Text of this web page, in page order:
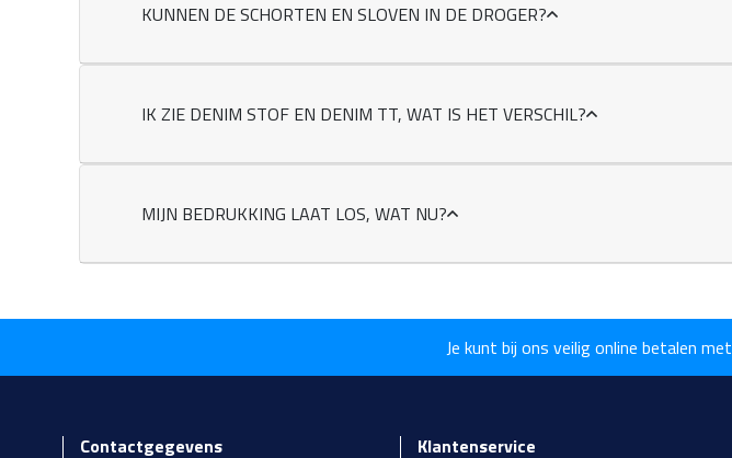
KUNNEN DE SCHORTEN EN SLOVEN IN DE DROGER?
IK ZIE DENIM STOF EN DENIM TT, WAT IS HET VERSCHIL?
MIJN BEDRUKKING LAAT LOS, WAT NU?
Je kunt bij ons veilig online betalen met
Contactgegevens Klantenservice